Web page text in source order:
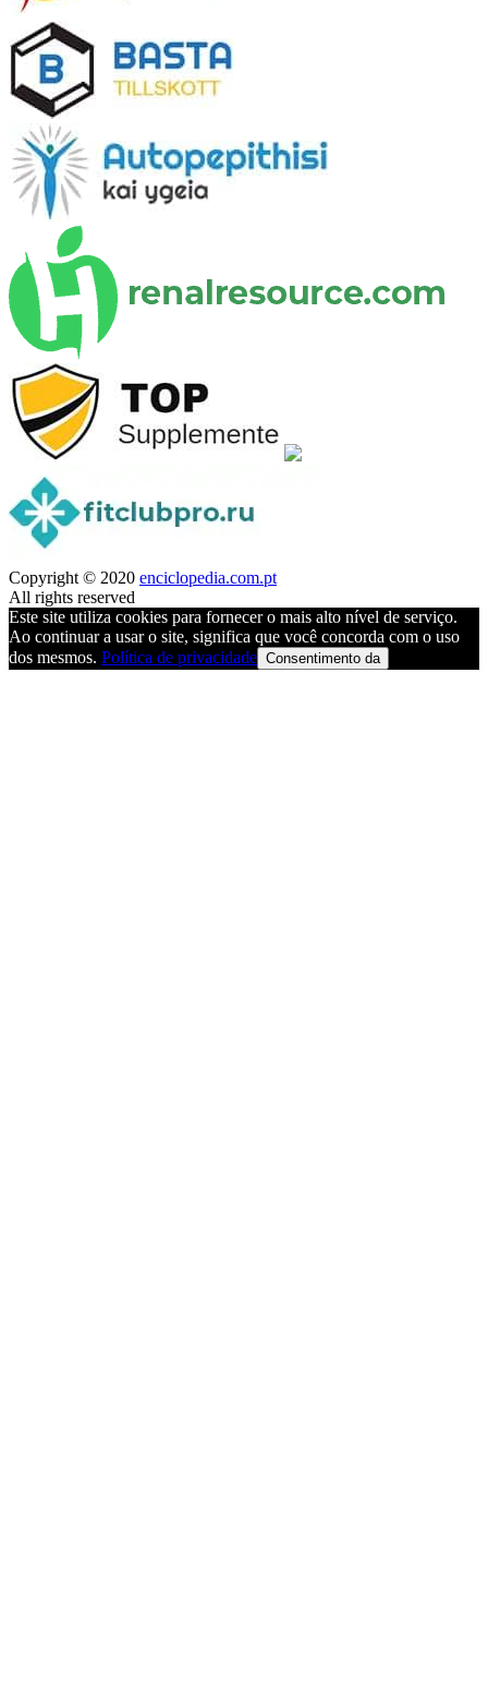
Copyright © 2020 enciclopedia.com.pt
All rights reserved
Este site utiliza cookies para fornecer o mais alto nível de serviço.
Ao continuar a usar o site, significa que você concorda com o uso
dos mesmos. Política de privacidade Consentimento da